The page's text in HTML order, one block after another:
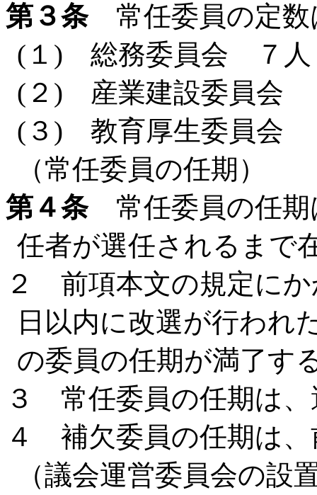
第３条常任委員の定数
(１) 総務委員会 ７人
(２) 産業建設委員会
(３) 教育厚生委員会
（常任委員の任期）
第４条常任委員の任期
任者が選任されるまで
２ 前項本文の規定にか
日以内に改選が行われ
の委員の任期が満了す
３ 常任委員の任期は
４ 補欠委員の任期は、
（議会運営委員会の設